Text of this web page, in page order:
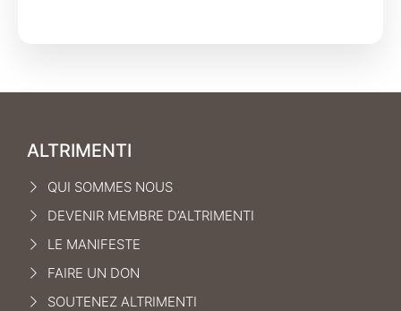
ALTRIMENTI
QUI SOMMES NOUS
DEVENIR MEMBRE D’ALTRIMENTI
LE MANIFESTE
FAIRE UN DON
SOUTENEZ ALTRIMENTI